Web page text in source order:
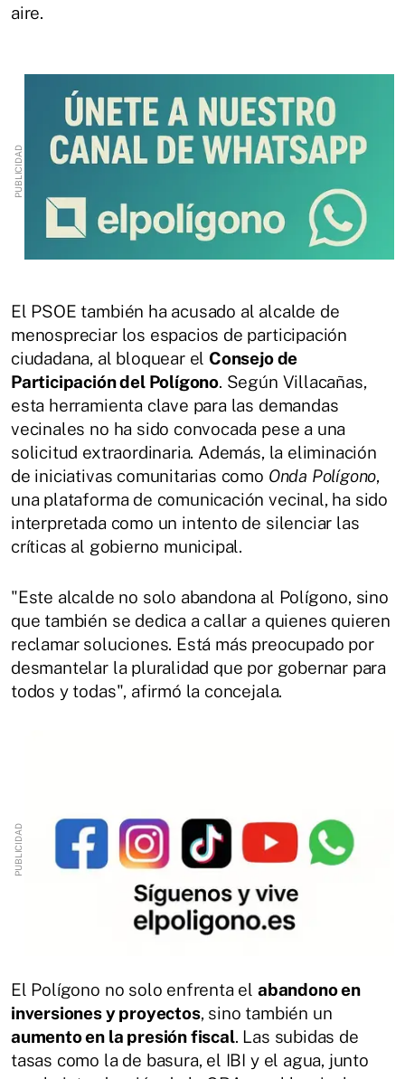
aire.
El PSOE también ha acusado al alcalde de
menospreciar los espacios de participación
ciudadana, al bloquear el Consejo de
Participación del Polígono. Según Villacañas,
esta herramienta clave para las demandas
vecinales no ha sido convocada pese a una
solicitud extraordinaria. Además, la eliminación
de iniciativas comunitarias como Onda Polígono,
una plataforma de comunicación vecinal, ha sido
interpretada como un intento de silenciar las
críticas al gobierno municipal.
"Este alcalde no solo abandona al Polígono, sino
que también se dedica a callar a quienes quieren
reclamar soluciones. Está más preocupado por
desmantelar la pluralidad que por gobernar para
todos y todas", afirmó la concejala.
El Polígono no solo enfrenta el abandono en
inversiones y proyectos, sino también un
aumento en la presión fiscal. Las subidas de
tasas como la de basura, el IBI y el agua, junto